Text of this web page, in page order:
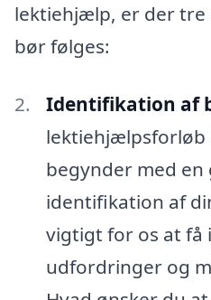
lektiehjælp, er der tre
bør følges:
Identifikation af
lektiehjælpsforløb
begynder med en
identifikation af
vigtigt for os at få
udfordringer og